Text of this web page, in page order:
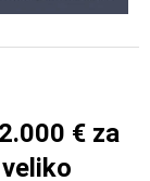
€ za